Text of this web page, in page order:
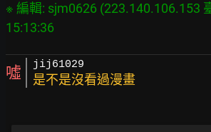
※ 編輯: sjm0626 (223.140.106.153
噓 jij61029
是不是沒看過漫畫